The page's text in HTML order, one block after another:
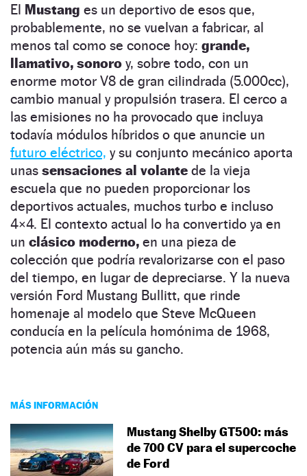
El Mustang es un deportivo de esos que,
probablemente, no se vuelvan a fabricar, al
menos tal como se conoce hoy: grande,
llamativo, sonoro y, sobre todo, con un
enorme motor V8 de gran cilindrada (5.000cc),
cambio manual y propulsión trasera. El cerco a
las emisiones no ha provocado que incluya
todavía módulos híbridos o que anuncie un
futuro eléctrico, y su conjunto mecánico aporta
unas sensaciones al volante de la vieja
escuela que no pueden proporcionar los
deportivos actuales, muchos turbo e incluso
4×4. El contexto actual lo ha convertido ya en
un clásico moderno, en una pieza de
colección que podría revalorizarse con el paso
del tiempo, en lugar de depreciarse. Y la nueva
versión Ford Mustang Bullitt, que rinde
homenaje al modelo que Steve McQueen
conducía en la película homónima de 1968,
potencia aún más su gancho.
MÁS INFORMACIÓN
Mustang Shelby GT500: más
de 700 CV para el supercoche
de Ford